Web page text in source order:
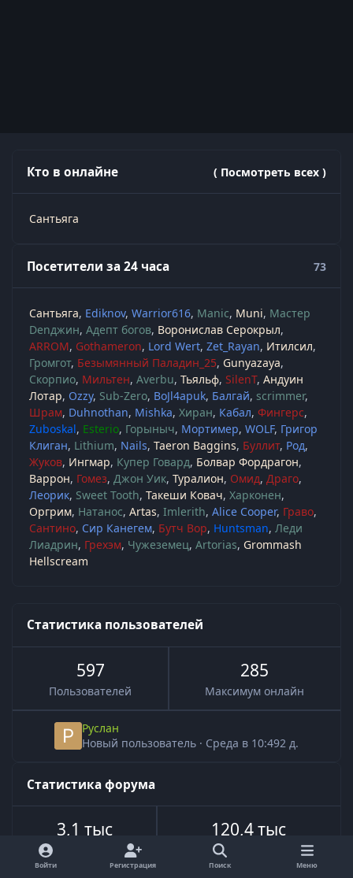
Кто в онлайне ( Посмотреть всех )
Сантьяга
Посетители за 24 часа 73
Сантьяга Ediknov Warrior616 Manic Muni Мастер
Denджин Адепт богов Воронислав Серокрыл
ARROM Gothameron Lord Wert Zet_Rayan Итилсил
Громгот Безымянный Паладин_25 Gunyazaya
Скорпио Мильтен Averbu Тьяльф SilenT Андуин
Лотар Ozzy Sub-Zero BoJl4apuk Балгай scrimmer
Шрам Duhnothan Mishka Хиран Кабал Фингерс
Zuboskal Esterio Горыныч Мортимер WOLF Григор
Клиган Lithium Nails Taeron Baggins Буллит Род
Жуков Ингмар Купер Говард Болвар Фордрагон
Варрон Гомез Джон Уик Туралион Омид Драго
Леорик Sweet Tooth Такеши Ковач Харконен
Оргрим Натанос Artas Imlerith Alice Cooper Граво
Сантино Сир Канегем Бутч Вор Huntsman Леди
Лиадрин Грехэм Чужеземец Artorias Grommash
Hellscream
Статистика пользователей
597
Пользователей
285
Максимум онлайн
Руслан
Новый пользователь · Среда в 10:492 д.
Статистика форума
3,1 тыс
Всего сообщений
120,4 тыс
Войти Регистрация Поиск Меню